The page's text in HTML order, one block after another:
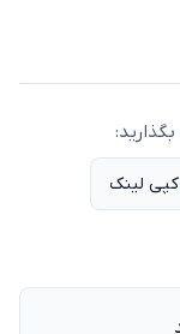
کپی لینک